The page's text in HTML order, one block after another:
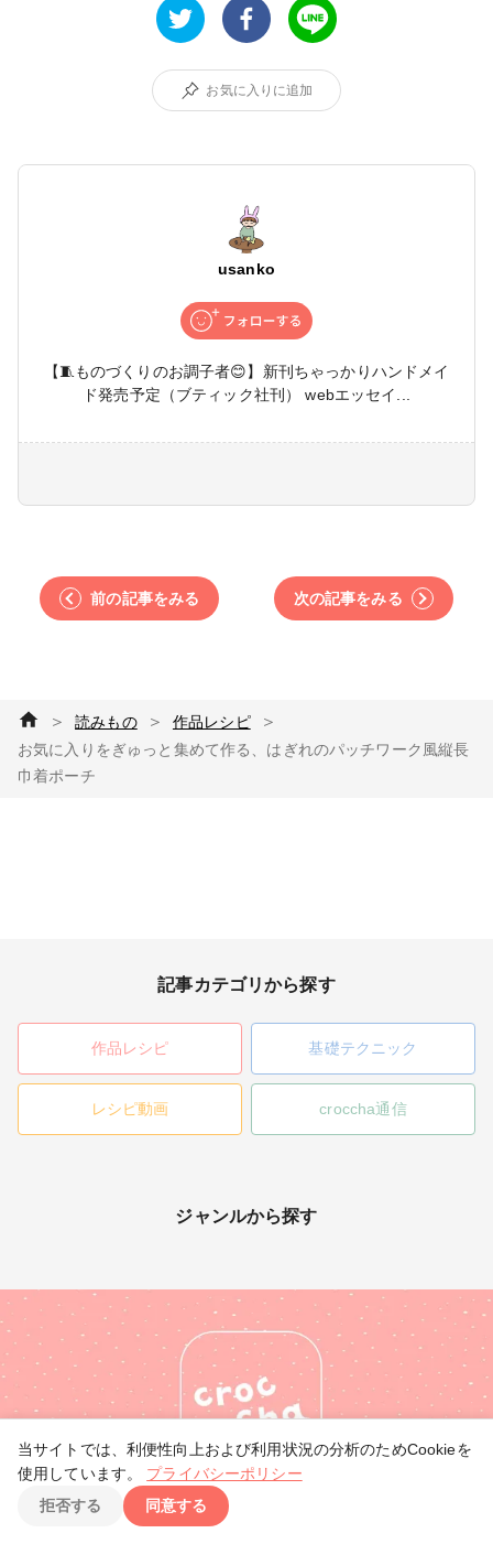
さみ 布切りはさみ
裁ちはさみ 裁縫ハサ
お気に入りに追加
usanko
【🧵ものづくりのお調子者😊】新刊ちゃっかりハンドメイ
ド発売予定（ブティック社刊） webエッセイ...
前の記事をみる 次の記事をみる
＞ 読みもの ＞ 作品レシピ ＞
お気に入りをぎゅっと集めて作る、はぎれのパッチワーク風縦長
巾着ポーチ
記事カテゴリから探す
作品レシピ 基礎テクニック
レシピ動画 croccha通信
ジャンルから探す
当サイトでは、利便性向上および利用状況の分析のためCookieを
使用しています。
プライバシーポリシー
拒否する
同意する